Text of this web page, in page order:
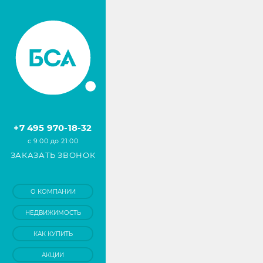
+7 495 970-18-32
с 9:00 до 21:00
ЗАКАЗАТЬ ЗВОНОК
О КОМПАНИИ
НЕДВИЖИМОСТЬ
КАК КУПИТЬ
АКЦИИ